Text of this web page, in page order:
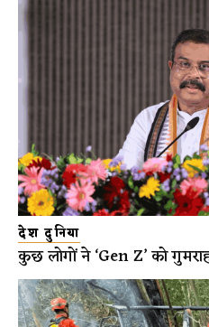
देश दुनिया
कुछ लोगों ने ‘Gen Z’ को